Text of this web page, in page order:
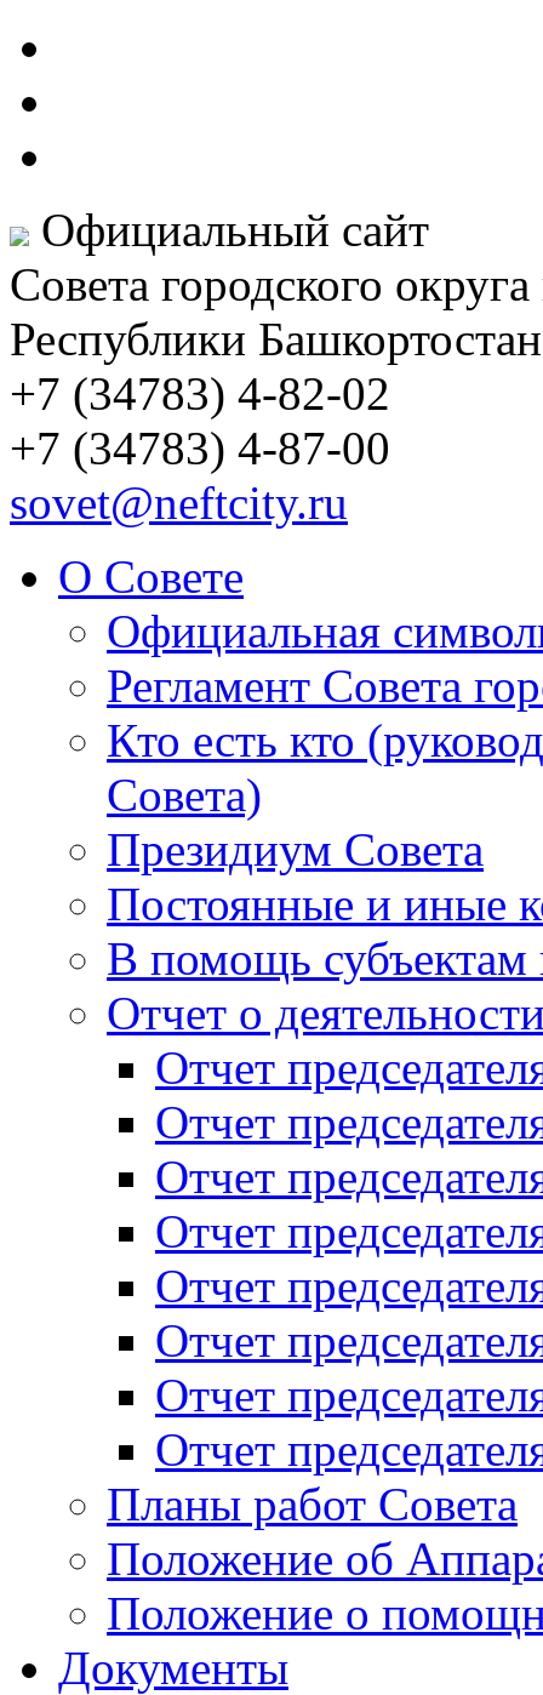
Официальный сайт
Совета городского
Республики Башкортостан
+7 (34783) 4-82-02
+7 (34783) 4-87-00
sovet@neftcity.ru
О Совете
Официальная
Регламент Совета
Кто есть кто
Совета)
Президиум Совета
Постоянные и иные
В помощь субъектам
Отчет о
Отчет
Отчет
Отчет
Отчет
Отчет
Отчет
Отчет
Отчет
Планы работ Совета
Положение об
Положение о
Документы